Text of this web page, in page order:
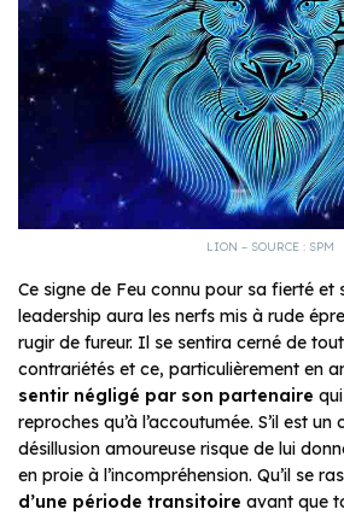
LION – SOURCE : SPM
Ce signe de Feu connu pour sa fierté et
leadership aura les nerfs mis à rude
rugir de fureur. Il se sentira cerné de
contrariétés et ce, particulièrement en
sentir négligé par son partenaire
reproches qu’à l’accoutumée. S’il est
désillusion amoureuse risque de lui
en proie à l’incompréhension. Qu’il se
d’une période transitoire avant que